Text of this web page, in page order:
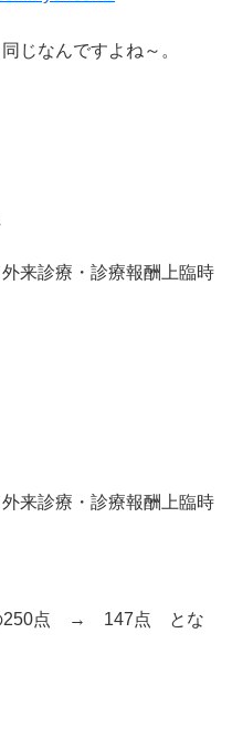
じなんですよね～。
来診療・診療報酬上臨時
来診療・診療報酬上臨時
250点 → 147点 とな